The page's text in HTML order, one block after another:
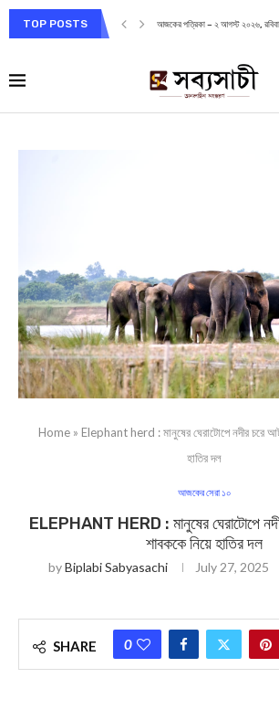
TOP POSTS আজকের পত্রিকা – ২ আগস্ট ২০২৬,
Home » Elephant herd : মানুষের ঘেরাটোপে নদীর চরে
হাতির দল
আজকের সেরা ১০
ELEPHANT HERD : মানুষের ঘেরাটোপে
শাবককে নিয়ে হাতির দল
byBiplabi Sabyasachi July 27, 2025
SHARE 0